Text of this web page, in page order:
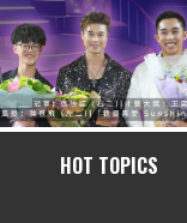
HOT TOPICS